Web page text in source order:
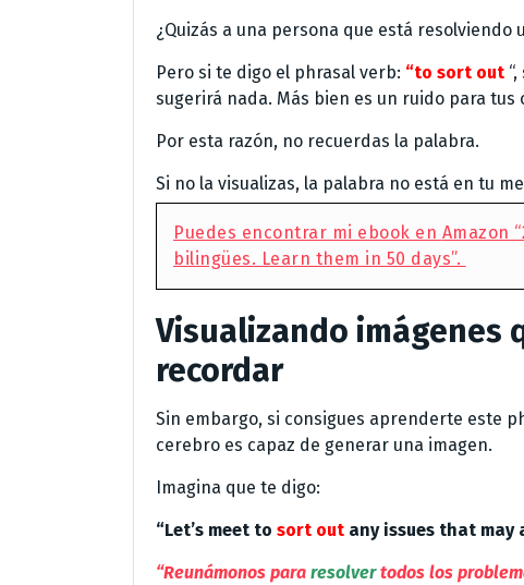
¿Quizás a una persona que está resolviendo
Pero si te digo el phrasal verb: “to sort out
sugerirá nada. Más bien es un ruido para tus
Por esta razón, no recuerdas la palabra.
Si no la visualizas, la palabra no está en tu
Puedes encontrar mi ebook en Amazon
bilingües. Learn them in 50 days”.
Visualizando imágenes
recordar
Sin embargo, si consigues aprenderte este
cerebro es capaz de generar una imagen.
Imagina que te digo:
“Let’s meet to sort out any issues that may
“Reunámonos para resolvertodos los